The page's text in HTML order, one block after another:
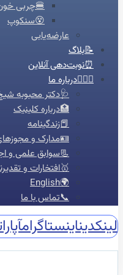
🍔چربی
😵سنکوپ
عارضه‌یابی
📝بلاگ
⏰نوبت‌دهی آنلاین
👩🏻‍⚕️درباره ما
🩺دکتر محبوبه
🏥درباره کلینیک
📕زندگینامه
🪪مدارک و مجوزهای حرفه‌ای
📃سوابق علمی و
🥇افتخارات و
🌍English
📞تماس با ما
لینکدیناینستاگرام